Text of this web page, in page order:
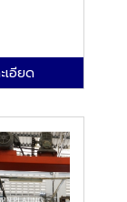
เอียด